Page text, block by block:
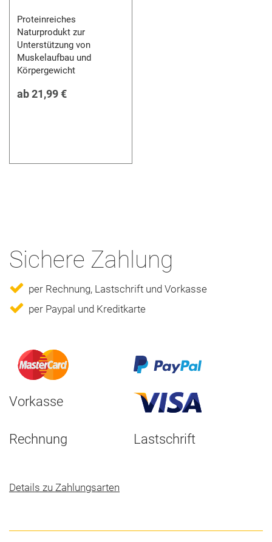
Proteinreiches
Naturprodukt zur
Unterstützung von
Muskelaufbau und
Körpergewicht
ab21,99 €
Sichere Zahlung
per Rechnung, Lastschrift und Vorkasse
per Paypal und Kreditkarte
Vorkasse
Rechnung Lastschrift
Details zu Zahlungsarten